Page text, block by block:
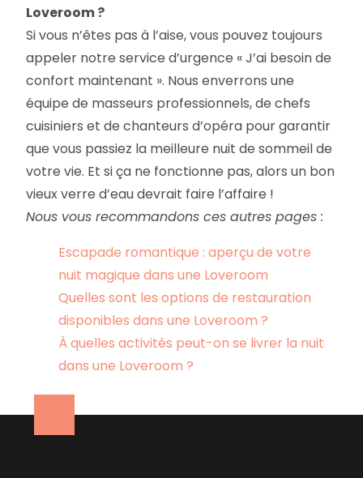
Loveroom ?
Si vous n’êtes pas à l’aise, vous pouvez toujours
appeler notre service d’urgence « J’ai besoin de
confort maintenant ». Nous enverrons une
équipe de masseurs professionnels, de chefs
cuisiniers et de chanteurs d’opéra pour garantir
que vous passiez la meilleure nuit de sommeil de
votre vie. Et si ça ne fonctionne pas, alors un bon
vieux verre d’eau devrait faire l’affaire !
Nous vous recommandons ces autres pages :
Escapade romantique : aperçu de votre
nuit magique dans une Loveroom
Quelles sont les options de restauration
disponibles dans une Loveroom ?
À quelles activités peut-on se livrer la nuit
dans une Loveroom ?